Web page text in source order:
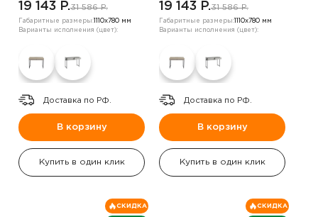
19 143 P.31 586 P.
Габаритные размеры: 1110х780 мм
Варианты исполнения (цвет):
Доставка по РФ.
В корзину
Купить в один клик
19 143 P.31 586 P.
Габаритные размеры: 1110х780 мм
Варианты исполнения (цвет):
Доставка по РФ.
В корзину
Купить в один клик
СКИДКА СКИДКА